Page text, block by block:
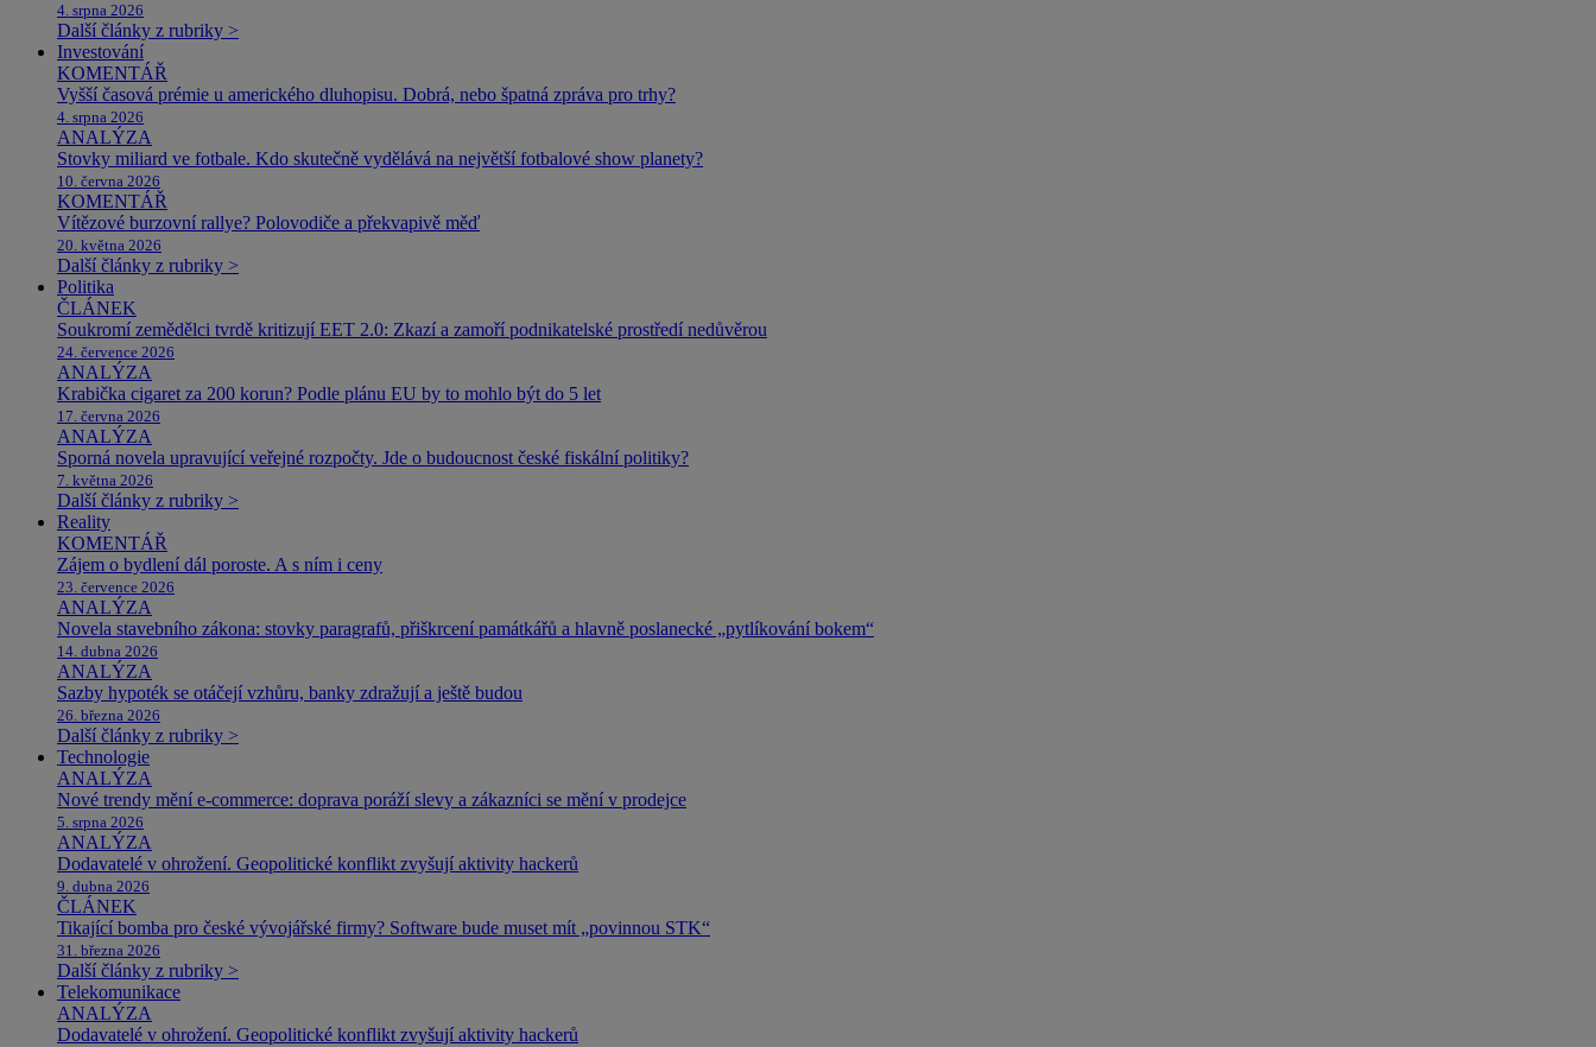
4. srpna 2026
Další články z rubriky >
Investování
KOMENTÁŘ
Vyšší časová prémie u amerického dluhopisu. Dobrá, nebo špatná zpráva pro trhy?
4. srpna 2026
ANALÝZA
Stovky miliard ve fotbale. Kdo skutečně vydělává na největší fotbalové show planety?
10. června 2026
KOMENTÁŘ
Vítězové burzovní rallye? Polovodiče a překvapivě měď
20. května 2026
Další články z rubriky >
Politika
ČLÁNEK
Soukromí zemědělci tvrdě kritizují EET 2.0: Zkazí a zamoří podnikatelské prostředí nedůvěrou
24. července 2026
ANALÝZA
Krabička cigaret za 200 korun? Podle plánu EU by to mohlo být do 5 let
17. června 2026
ANALÝZA
Sporná novela upravující veřejné rozpočty. Jde o budoucnost české fiskální politiky?
7. května 2026
Další články z rubriky >
Reality
KOMENTÁŘ
Zájem o bydlení dál poroste. A s ním i ceny
23. července 2026
ANALÝZA
Novela stavebního zákona: stovky paragrafů, přiškrcení památkářů a hlavně poslanecké „pytlíkování bokem“
14. dubna 2026
ANALÝZA
Sazby hypoték se otáčejí vzhůru, banky zdražují a ještě budou
26. března 2026
Další články z rubriky >
Technologie
ANALÝZA
Nové trendy mění e-commerce: doprava poráží slevy a zákazníci se mění v prodejce
5. srpna 2026
ANALÝZA
Dodavatelé v ohrožení. Geopolitické konflikt zvyšují aktivity hackerů
9. dubna 2026
ČLÁNEK
Tikající bomba pro české vývojářské firmy? Software bude muset mít „povinnou STK“
31. března 2026
Další články z rubriky >
Telekomunikace
ANALÝZA
Dodavatelé v ohrožení. Geopolitické konflikt zvyšují aktivity hackerů